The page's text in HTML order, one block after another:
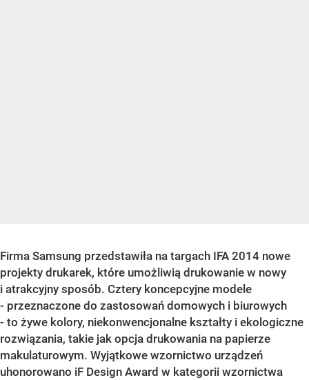
Firma Samsung przedstawiła na targach IFA 2014 nowe
projekty drukarek, które umożliwią drukowanie w nowy
i atrakcyjny sposób. Cztery koncepcyjne modele
- przeznaczone do zastosowań domowych i biurowych
- to żywe kolory, niekonwencjonalne kształty i ekologiczne
rozwiązania, takie jak opcja drukowania na papierze
makulaturowym. Wyjątkowe wzornictwo urządzeń
uhonorowano iF Design Award w kategorii wzornictwa